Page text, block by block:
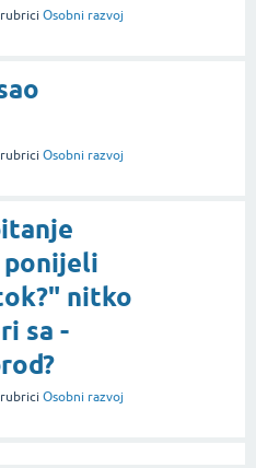
Osobni razvoj
Osobni razvoj
nitko
sa -
Osobni razvoj